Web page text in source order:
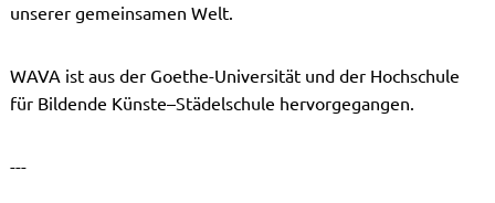
unserer gemeinsamen Welt.
WAVA ist aus der Goethe-Universität und der Hochschule
für Bildende Künste–Städelschule hervorgegangen.
---